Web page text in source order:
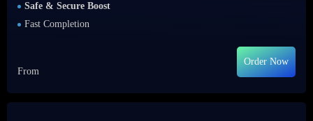
Safe & Secure Boost
Fast Completion
From
Order Now